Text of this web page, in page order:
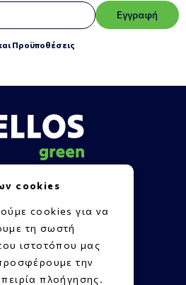
Εγγραφή
Προϋποθέσεις
cookies
cookies για να
τη σωστή
ιστοτόπου μας
την
πλοήγησης.